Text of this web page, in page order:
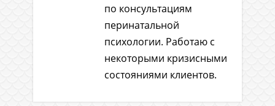
по консультациям
перинатальной
психологии. Работаю с
некоторыми кризисными
состояниями клиентов.